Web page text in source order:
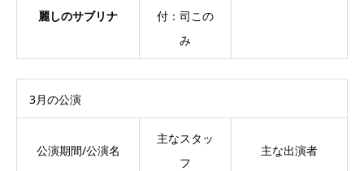
麗しのサブリナ
付：司この
み
3月の公演
公演期間/公演名
主なスタッ
フ
主な出演者